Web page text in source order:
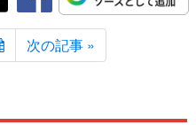
次の記事 »